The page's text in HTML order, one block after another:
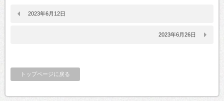
2023年6月12日
2023年6月26日
トップページに戻る